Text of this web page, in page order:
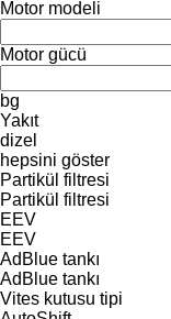
Motor modeli
Motor gücü
bg
Yakıt
dizel
hepsini göster
Partikül filtresi
Partikül filtresi
EEV
EEV
AdBlue tankı
AdBlue tankı
Vites kutusu tipi